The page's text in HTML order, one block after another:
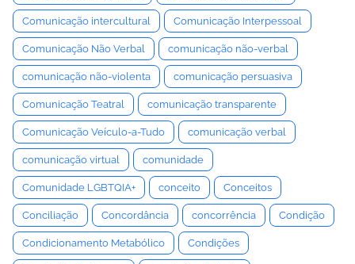
Comunicação intercultural Comunicação Interpessoal
Comunicação Não Verbal comunicação não-verbal
comunicação não-violenta comunicação persuasiva
Comunicação Teatral comunicação transparente
Comunicação Veículo-a-Tudo comunicação verbal
comunicação virtual comunidade
Comunidade LGBTQIA+ conceito Conceitos
Conciliação Concordância concorrência Condição
Condicionamento Metabólico Condições